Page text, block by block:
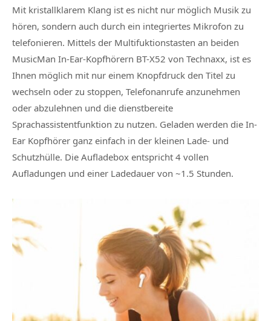
Mit kristallklarem Klang ist es nicht nur möglich Musik zu
hören, sondern auch durch ein integriertes Mikrofon zu
telefonieren. Mittels der Multifuktionstasten an beiden
MusicMan In-Ear-Kopfhörern BT-X52 von Technaxx, ist es
Ihnen möglich mit nur einem Knopfdruck den Titel zu
wechseln oder zu stoppen, Telefonanrufe anzunehmen
oder abzulehnen und die dienstbereite
Sprachassistentfunktion zu nutzen. Geladen werden die In-
Ear Kopfhörer ganz einfach in der kleinen Lade- und
Schutzhülle. Die Aufladebox entspricht 4 vollen
Aufladungen und einer Ladedauer von ~1.5 Stunden.